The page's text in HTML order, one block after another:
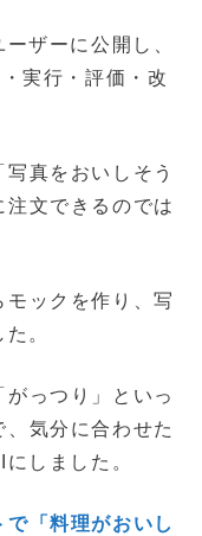
ザーに公開し、
実行・評価・改
真をおいしそう
文できるのでは
ックを作り、写
。
っつり」といっ
気分に合わせた
しました。
「料理がおいし